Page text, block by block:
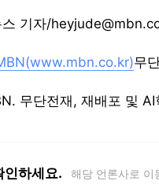
스 기자/
무
무단전재, 재배포 및 AI
인하세요. 해당 언론사로 이